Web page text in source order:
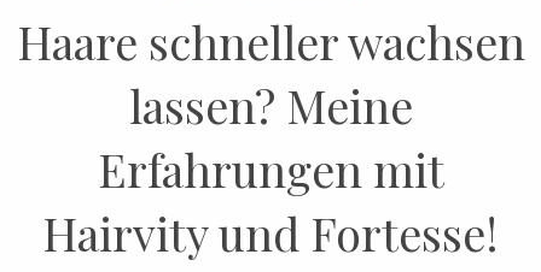
Haare schneller wachsen
lassen? Meine
Erfahrungen mit
Hairvity und Fortesse!